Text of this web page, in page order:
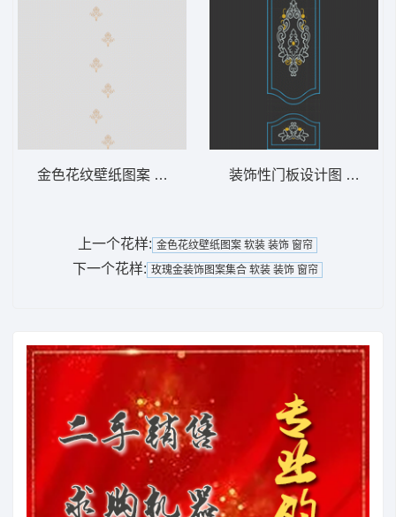
金色花纹壁纸图案 软装 装饰 窗帘装饰性门板设计图 软装 装
上一个花样: 金色花纹壁纸图案 软装 装饰 窗帘
下一个花样: 玫瑰金装饰图案集合 软装 装饰 窗帘